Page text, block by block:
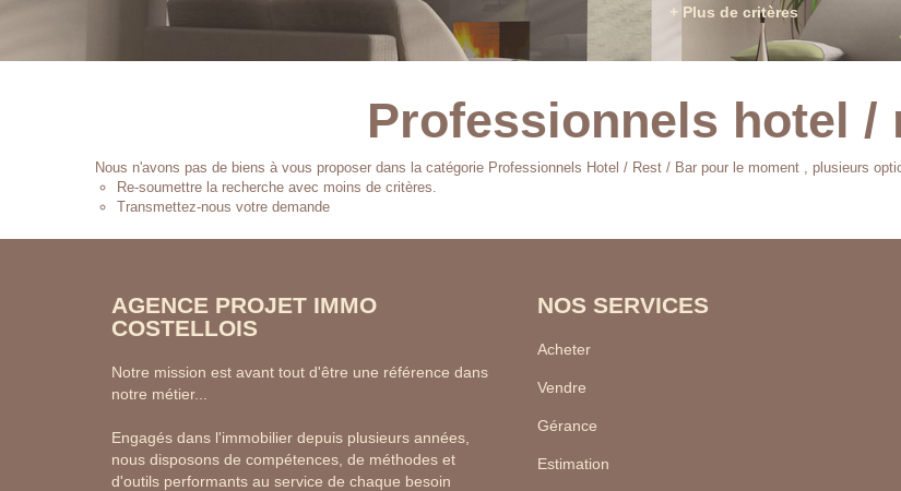
+ Plus de critères
Professionnels hotel /
Nous n'avons pas de biens à vous proposer dans la catégorie Professionnels Hotel / Rest / Bar pour le moment , plusieurs
Re-soumettre la recherche avec moins de critères.
Transmettez-nous votre demande
AGENCE PROJET IMMO
COSTELLOIS
Notre mission est avant tout d'être une référence dans
notre métier...
Engagés dans l'immobilier depuis plusieurs années,
nous disposons de compétences, de méthodes et
d'outils performants au service de chaque besoin
NOS SERVICES
Acheter
Vendre
Gérance
Estimation